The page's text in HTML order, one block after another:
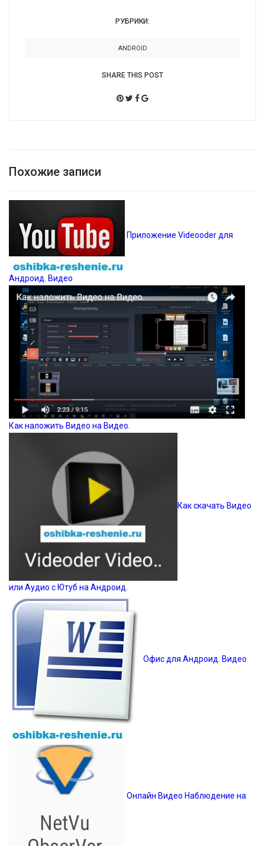
РУБРИКИ:
ANDROID
SHARE THIS POST
Похожие записи
Приложение Videooder для
Андроид. Видео
Как наложить Видео на Видео.
Как скачать Видео
или Аудио с Ютуб на Андроид.
Офис для Андроид. Видео
Онлайн Видео Наблюдение на